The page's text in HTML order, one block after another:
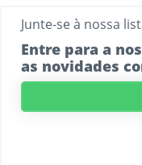
Junte-se à nossa
Entre para a
as novidades